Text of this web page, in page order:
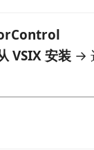
VSIX 安装 →